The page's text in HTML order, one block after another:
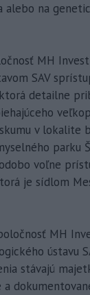
alebo na
MH
SAV
detailne
v lokalite
parku
voľne
je sídlom
MH
ústavu
stávajú
a